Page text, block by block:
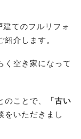
てのフルリフォ
介します。
く空き家になって
ことで、
「古い
をいただきまし